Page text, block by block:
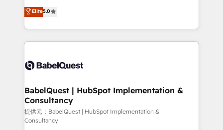
Innovation HubSpot Impact Award - Platform
Migration Excellence HubSpot Impact Award -
accreditations with HubSpot.
complexity, so your team can put HubSpot to work...
Welcome to our Profile! We help with: • CRM
implementation, reports, workflows, and team
training • CRM migration from Salesforce, Pipedrive,
custom API integrations with ERP (and other
operations A little about us: • Boutique 'Elite' team of
12 • 150+ clients across Sales Hub, Marketing Hub,
Service Hub, Data Hub and CMS • ISO/IEC
27001:2022, ISO 9001:2015, and ISO 42001:2023
Elite5.0
BabelQuest | HubSpot Implementation &
Consultancy
提供元：BabelQuest | HubSpot Implementation &
Consultancy